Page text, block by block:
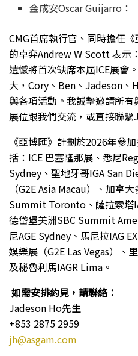
金成安Oscar Guijarro
CMG首席執行官、同時擔任
的卓弈Andrew W Scott 表示
遺憾將首次缺席本屆ICE展會
大，Cory、Ben、Jadeson、
與各項活動。我誠摯邀請所
展位跟我們交流，或直接聯繫
《亞博匯》計劃於2026年參
括：ICE 巴塞隆那展、悉尼
Sydney、聖地牙哥IGA San
（G2E Asia Macau）、加拿
Summit Toronto、薩拉索塔
德岱堡美洲SBC Summit
尼AGE Sydney、馬尼拉IAG
娛樂展（G2E Las Vegas）
及秘魯利馬IAGR Lima。
如需安排約見，請聯絡：
Jadeson Ho先生
+853 2875 2959
jh@asgam.com